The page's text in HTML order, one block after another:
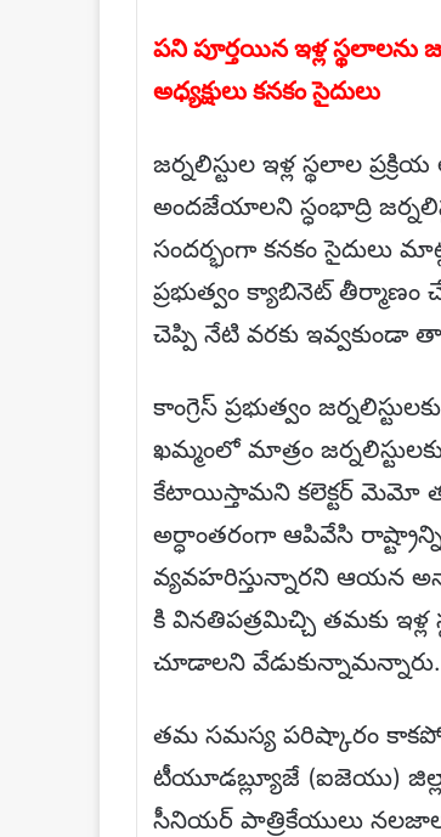
పని పూర్తయిన ఇళ్ల స్థలాలను
అధ్యక్షులు కనకం సైదులు
జర్నలిస్టుల ఇళ్ల స్థలాల
అందజేయాలని స్ధంభాద్రి
సందర్భంగా కనకం సైదులు
ప్రభుత్వం క్యాబినెట్ తీర్మాణం
చెప్పి నేటి వరకు ఇవ్వకుండా
కాంగ్రెస్ ప్రభుత్వం
ఖమ్మంలో మాత్రం
కేటాయిస్తామని కలెక్టర్ మెమో
అర్ధాంతరంగా ఆపివేసి
వ్యవహరిస్తున్నారని ఆయన
కి వినతిపత్రమిచ్చి తమకు ఇళ్ల
చూడాలని వేడుకున్నామన్నారు.
తమ సమస్య పరిష్కారం
టీయూడబ్ల్యూజే (ఐజెయు) జిల్లా
సీనియర్ పాత్రికేయులు నలజాల